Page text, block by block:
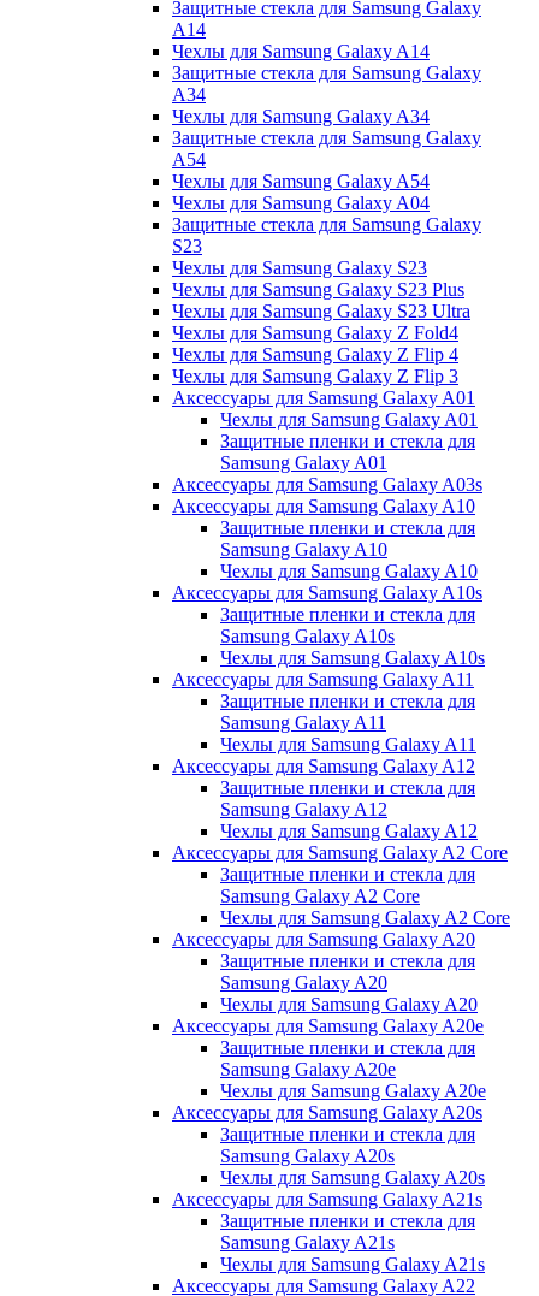
Защитные стекла для Samsung Galaxy
A14
Чехлы для Samsung Galaxy A14
Защитные стекла для Samsung Galaxy
A34
Чехлы для Samsung Galaxy A34
Защитные стекла для Samsung Galaxy
A54
Чехлы для Samsung Galaxy A54
Чехлы для Samsung Galaxy A04
Защитные стекла для Samsung Galaxy
S23
Чехлы для Samsung Galaxy S23
Чехлы для Samsung Galaxy S23 Plus
Чехлы для Samsung Galaxy S23 Ultra
Чехлы для Samsung Galaxy Z Fold4
Чехлы для Samsung Galaxy Z Flip 4
Чехлы для Samsung Galaxy Z Flip 3
Аксессуары для Samsung Galaxy A01
Чехлы для Samsung Galaxy A01
Защитные пленки и стекла для
Samsung Galaxy A01
Аксессуары для Samsung Galaxy A03s
Аксессуары для Samsung Galaxy A10
Защитные пленки и стекла для
Samsung Galaxy A10
Чехлы для Samsung Galaxy A10
Аксессуары для Samsung Galaxy A10s
Защитные пленки и стекла для
Samsung Galaxy A10s
Чехлы для Samsung Galaxy A10s
Аксессуары для Samsung Galaxy A11
Защитные пленки и стекла для
Samsung Galaxy A11
Чехлы для Samsung Galaxy A11
Аксессуары для Samsung Galaxy A12
Защитные пленки и стекла для
Samsung Galaxy A12
Чехлы для Samsung Galaxy A12
Аксессуары для Samsung Galaxy A2 Core
Защитные пленки и стекла для
Samsung Galaxy A2 Core
Чехлы для Samsung Galaxy A2 Core
Аксессуары для Samsung Galaxy A20
Защитные пленки и стекла для
Samsung Galaxy A20
Чехлы для Samsung Galaxy A20
Аксессуары для Samsung Galaxy A20e
Защитные пленки и стекла для
Samsung Galaxy A20e
Чехлы для Samsung Galaxy A20e
Аксессуары для Samsung Galaxy A20s
Защитные пленки и стекла для
Samsung Galaxy A20s
Чехлы для Samsung Galaxy A20s
Аксессуары для Samsung Galaxy A21s
Защитные пленки и стекла для
Samsung Galaxy A21s
Чехлы для Samsung Galaxy A21s
Аксессуары для Samsung Galaxy A22